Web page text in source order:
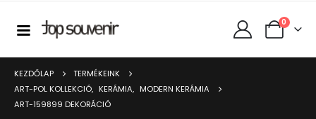
0
KEZDŐLAP
TERMÉKEINK
ART-POL KOLLEKCIÓ, KERÁMIA, MODERN KERÁMIA
ART-159899 DEKORÁCIÓ